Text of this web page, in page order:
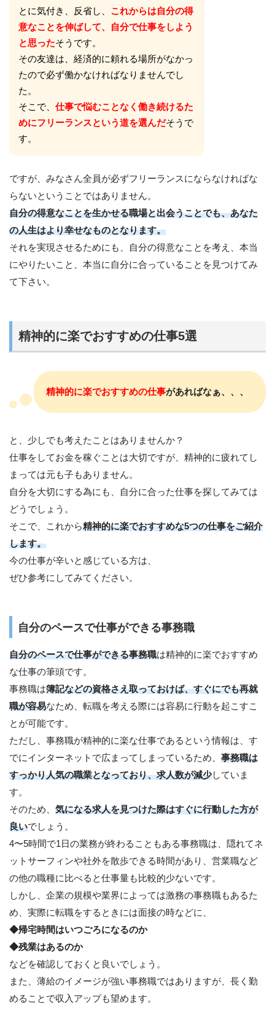
とに気付き、反省し、 これからは自分の得
意なことを伸ばして、自分で仕事をしよう
と思ったそうです。
その友達は、経済的に頼れる場所がなかっ
たので必ず働かなければなりませんでし
た。
そこで、 仕事で悩むことなく働き続けるた
めにフリーランスという道を選んだそうで
す。
ですが、みなさん全員が必ずフリーランスにならなければな
らないということではありません。
自分の得意なことを生かせる職場と出会うことでも、あなた
の人生はより幸せなものとなります。
それを実現させるためにも、自分の得意なことを考え、本当
にやりたいこと、本当に自分に合っていることを見つけてみ
て下さい。
精神的に楽でおすすめの仕事5選
精神的に楽でおすすめの仕事があればなぁ、、、
と、少しでも考えたことはありませんか？
仕事をしてお金を稼ぐことは大切ですが、精神的に疲れてし
まっては元も子もありません。
自分を大切にする為にも、自分に合った仕事を探してみては
どうでしょう。
そこで、これから精神的に楽でおすすめな5つの仕事をご紹介
します。
今の仕事が辛いと感じている方は、
ぜひ参考にしてみてください。
自分のペースで仕事ができる事務職
自分のペースで仕事ができる事務職は精神的に楽でおすすめ
な仕事の筆頭です。
事務職は簿記などの資格さえ取っておけば、すぐにでも再就
職が容易なため、転職を考える際には容易に行動を起こすこ
とが可能です。
ただし、事務職が精神的に楽な仕事であるという情報は、す
でにインターネットで広まってしまっているため、 事務職は
すっかり人気の職業となっており、求人数が減少していま
す。
そのため、 気になる求人を見つけた際はすぐに行動した方が
良いでしょう。
4〜5時間で1日の業務が終わることもある事務職は、隠れてネ
ットサーフィンや社外を散歩できる時間があり、営業職など
の他の職種に比べると仕事量も比較的少ないです。
しかし、企業の規模や業界によっては激務の事務職もあるた
め、実際に転職をするときには面接の時などに、
◆帰宅時間はいつごろになるのか
◆残業はあるのか
などを確認しておくと良いでしょう。
また、薄給のイメージが強い事務職ではありますが、長く勤
めることで収入アップも望めます。